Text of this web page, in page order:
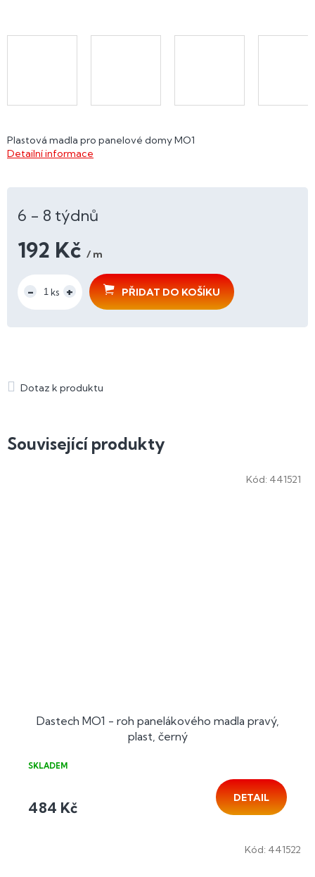
6 - 8 týdnů
192 Kč / m
cena:
PŘIDAT DO KOŠÍKU
Plastová madla pro panelové domy MO1
Detailní informace
Související produkty
Dastech MO1 - roh panelákového madla pravý,
plast, černý
SKLADEM
484 Kč
DETAIL
Kód: 441521
Kód: 441522